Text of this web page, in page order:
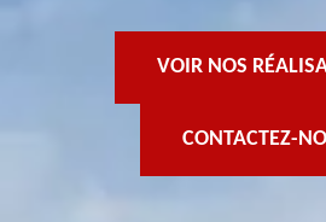
VOIR NOS
CONTACTEZ-